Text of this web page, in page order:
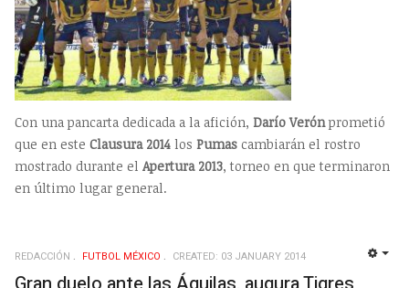
Con una pancarta dedicada a la afición, Darío Verónprometió
que en este Clausura 2014 los Pumas cambiarán el rostro
mostrado durante el Apertura 2013, torneo en que terminaron
en último lugar general.
REDACCIÓN FUTBOL MÉXICO CREATED: 03 JANUARY 2014